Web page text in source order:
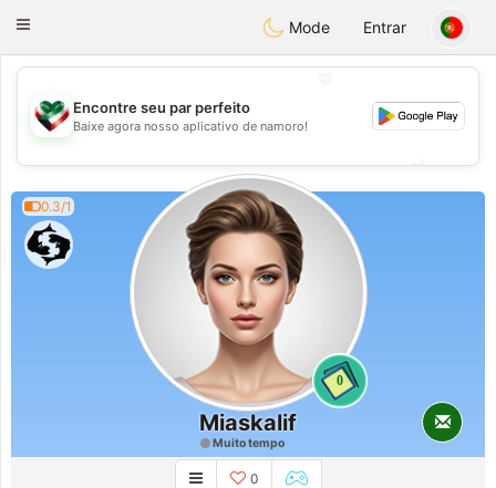
KuwaitChat
Toggle
Mode Entrar
💖
💕
💕
Encontre seu par perfeito
Baixe agora nosso aplicativo de namoro!
0.3/1
0
Miaskalif
Muito tempo
0